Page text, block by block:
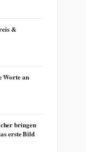
&
Worte an
bringen
erste Bild